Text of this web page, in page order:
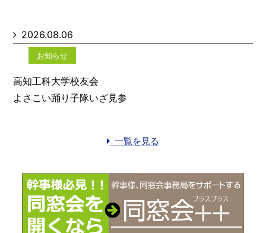
2026.08.06
お知らせ
高知工科大学校友会
よさこい踊り子隊いざ見参
一覧を見る